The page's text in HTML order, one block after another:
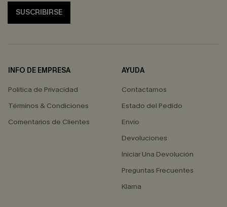
SUSCRIBIRSE
INFO DE EMPRESA
Política de Privacidad
Términos & Condiciones
Comentarios de Clientes
AYUDA
Contactarnos
Estado del Pedido
Envío
Devoluciones
Iniciar Una Devolución
Preguntas Frecuentes
Klarna